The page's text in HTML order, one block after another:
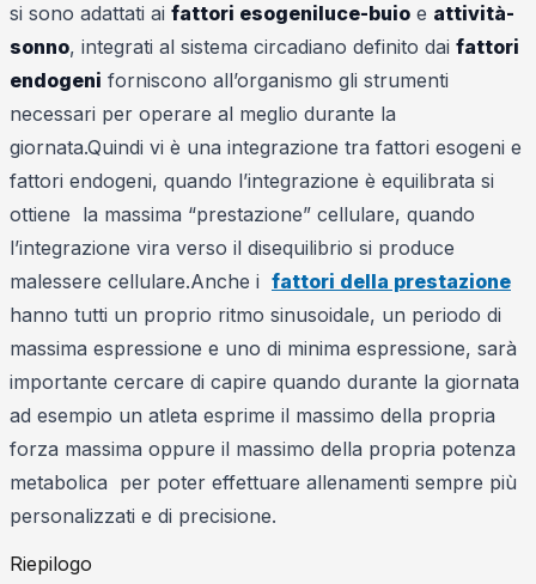
si sono adattati ai fattori esogeniluce-buio e attività-
sonno, integrati al sistema circadiano definito dai fattori
endogeni forniscono all’organismo gli strumenti
necessari per operare al meglio durante la
giornata.Quindi vi è una integrazione tra fattori esogeni e
fattori endogeni, quando l’integrazione è equilibrata si
ottiene la massima “prestazione” cellulare, quando
l’integrazione vira verso il disequilibrio si produce
malessere cellulare.Anche i fattori della prestazione
hanno tutti un proprio ritmo sinusoidale, un periodo di
massima espressione e uno di minima espressione, sarà
importante cercare di capire quando durante la giornata
ad esempio un atleta esprime il massimo della propria
forza massima oppure il massimo della propria potenza
metabolica per poter effettuare allenamenti sempre più
personalizzati e di precisione.
Riepilogo